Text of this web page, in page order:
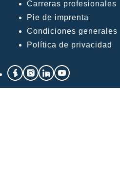
Carreras profesionales
Pie de imprenta
Condiciones generales
Política de privacidad